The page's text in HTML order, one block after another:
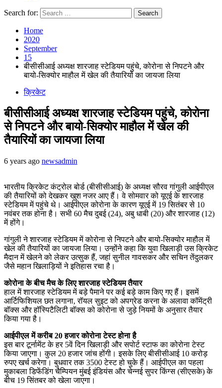
Search for:
Home
2020
September
15
बीसीसीआई अध्यक्ष शारजाह स्टेडियम पहुंचे, कोरोना से निपटने और
बायो-सिक्योर माहौल में खेल की तैयारियों का जायजा लिया
क्रिकेट
बीसीसीआई अध्यक्ष शारजाह स्टेडियम पहुंचे, कोरोना
से निपटने और बायो-सिक्योर माहौल में खेल की
तैयारियों का जायजा लिया
6 years ago newsadmin
भारतीय क्रिकेट कंट्रोल बोर्ड (बीसीसीआई) के अध्यक्ष सौरव गांगुली आईपीएल
की तैयारियों को देखकर खुश नजर आए हैं। वे सोमवार को यूएई के शारजाह
स्टेडियम में पहुंचे थे। आईपीएल कोरोना के कारण यूएई में 19 सितंबर से 10
नवंबर तक होना है। सभी 60 मैच दुबई (24), अबु धाबी (20) और शारजाह (12)
में होंगे।
गांगुली ने शारजाह स्टेडियम में कोरोना से निपटने और बायो-सिक्योर माहौल में
खेल की तैयारियों का जायजा लिया। उन्होंने कहा कि युवा खिलाड़ी उस क्रिकेट
मैदान में खेलने को लेकर उत्सुक हैं, जहां सुनील गावसकर और सचिन तेंदुलकर
जैसे महान खिलाड़ियों ने इतिहास रचा है।
कोरोना के बीच मैच के लिए शारजाह स्टेडियम तैयार
हाल में शारजाह स्टेडियम में बड़े पैमाने पर कई बड़े काम किए गए हैं। इसमें
आर्टिफिशियल छत लगाना, रॉयल सुइट को अपग्रेड करना के अलावा कॉमेंट्री
बॉक्स और हॉस्पिटैलिटी बॉक्स को कोरोना से जुड़े नियमों के अनुसार तैयार
किया गया है।
आईपीएल में करीब 20 हजार कोरोना टेस्ट होना है
इस बार टूर्नामेंट के हर 5वें दिन खिलाड़ी और सपोर्ट स्टाफ का कोरोना टेस्ट
किया जाएगा। कुल 20 हजार जांच होंगी। इसके लिए बीसीसीआई 10 करोड़
रुपए खर्च करेगा। बुधवार तक 3500 टेस्ट हो चुके हैं। आईपीएल का पहला
मुकाबला डिफेंडिंग चैम्पियन मुंबई इंडियंस और चेन्नई सुपर किंग्स (सीएसके) के
बीच 19 सिंतबर को खेला जाएगा।